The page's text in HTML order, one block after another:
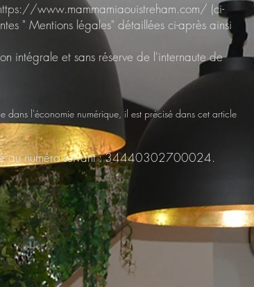
www.mammamiaouistreham.com/ (ci-
" Mentions légales" détaillées ci-après ainsi
intégrale et sans réserve de l'internaute de
l'économie numérique, il est précisé dans cet article
au numéro suivant : 34440302700024.